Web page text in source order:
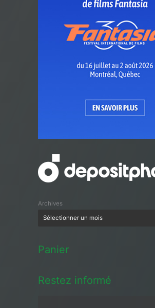
Archives
Panier
Restez informé